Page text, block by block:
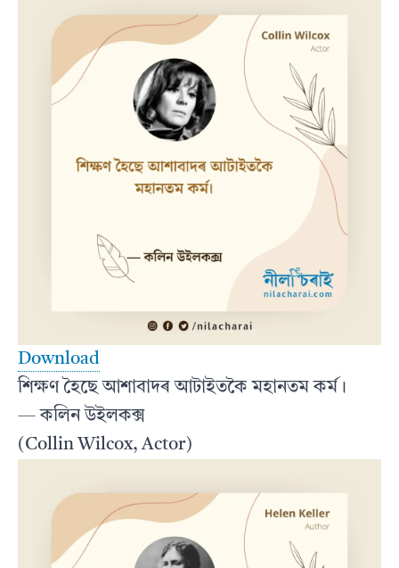
Download
শিক্ষণ হৈছে আশাবাদৰ আটাইতকৈ মহানতম কৰ্ম।
— কলিন উইলকক্স
(Collin Wilcox, Actor)